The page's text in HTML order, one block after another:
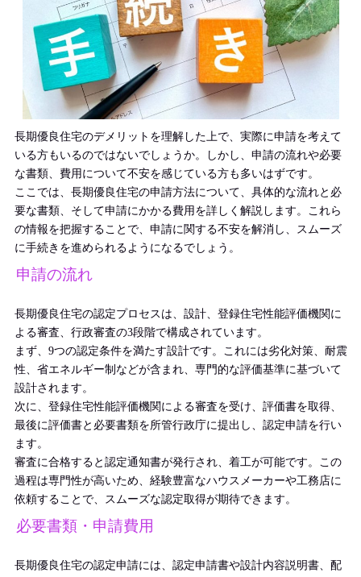
長期優良住宅のデメリットを理解した上で、実際に申請を考えて
いる方もいるのではないでしょうか。しかし、申請の流れや必要
な書類、費用について不安を感じている方も多いはずです。
ここでは、長期優良住宅の申請方法について、具体的な流れと必
要な書類、そして申請にかかる費用を詳しく解説します。これら
の情報を把握することで、申請に関する不安を解消し、スムーズ
に手続きを進められるようになるでしょう。
申請の流れ
長期優良住宅の認定プロセスは、設計、登録住宅性能評価機関に
よる審査、行政審査の3段階で構成されています。
まず、9つの認定条件を満たす設計です。これには劣化対策、耐震
性、省エネルギー制などが含まれ、専門的な評価基準に基づいて
設計されます。
次に、登録住宅性能評価機関による審査を受け、評価書を取得、
最後に評価書と必要書類を所管行政庁に提出し、認定申請を行い
ます。
審査に合格すると認定通知書が発行され、着工が可能です。この
過程は専門性が高いため、経験豊富なハウスメーカーや工務店に
依頼することで、スムーズな認定取得が期待できます。
必要書類・申請費用
長期優良住宅の認定申請には、認定申請書や設計内容説明書、配